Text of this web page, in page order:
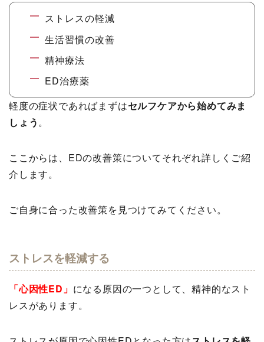
ストレスの軽減
生活習慣の改善
精神療法
ED治療薬
軽度の症状であればまずはセルフケアから始めてみま
しょう。
ここからは、EDの改善策についてそれぞれ詳しくご紹
介します。
ご自身に合った改善策を見つけてみてください。
ストレスを軽減する
「心因性ED」 になる原因の一つとして、精神的なスト
レスがあります。